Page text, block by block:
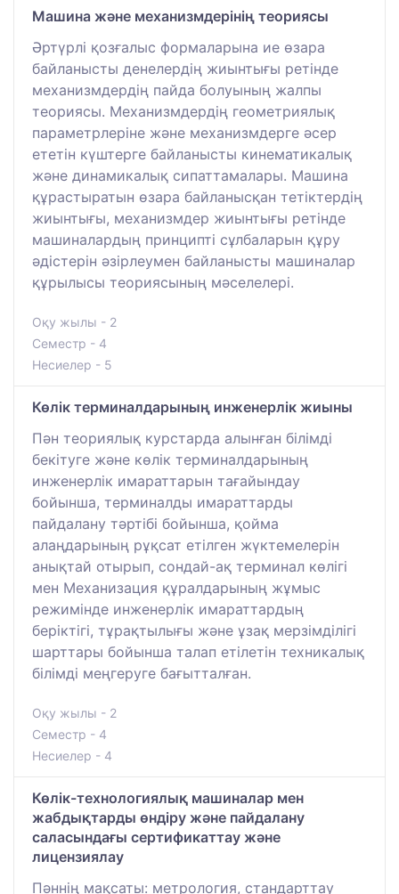
Машина және механизмдерінің теориясы
Әртүрлі қозғалыс формаларына ие өзара
байланысты денелердің жиынтығы ретінде
механизмдердің пайда болуының жалпы
теориясы. Механизмдердің геометриялық
параметрлеріне және механизмдерге әсер
ететін күштерге байланысты кинематикалық
және динамикалық сипаттамалары. Машина
құрастыратын өзара байланысқан тетіктердің
жиынтығы, механизмдер жиынтығы ретінде
машиналардың принципті сұлбаларын құру
әдістерін әзірлеумен байланысты машиналар
құрылысы теориясының мәселелері.
Оқу жылы - 2
Семестр - 4
Несиелер - 5
Көлік терминалдарының инженерлік жиыны
Пән теориялық курстарда алынған білімді
бекітуге және көлік терминалдарының
инженерлік имараттарын тағайындау
бойынша, терминалды имараттарды
пайдалану тәртібі бойынша, қойма
алаңдарының рұқсат етілген жүктемелерін
анықтай отырып, сондай-ақ терминал көлігі
мен Механизация құралдарының жұмыс
режимінде инженерлік имараттардың
беріктігі, тұрақтылығы және ұзақ мерзімділігі
шарттары бойынша талап етілетін техникалық
білімді меңгеруге бағытталған.
Оқу жылы - 2
Семестр - 4
Несиелер - 4
Көлік-технологиялық машиналар мен
жабдықтарды өндіру және пайдалану
саласындағы сертификаттау және
лицензиялау
Пәннің мақсаты: метрология, стандарттау